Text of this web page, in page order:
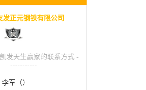
发正元钢铁有限公司
发天生赢家的联系方式 -
-----------
李军（）